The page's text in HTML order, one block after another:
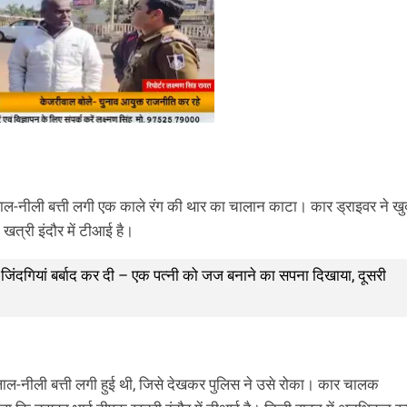
नीली बत्ती लगी एक काले रंग की थार का चालान काटा। कार ड्राइवर ने
खत्री इंदौर में टीआई है।
बर्बाद कर दी – एक पत्नी को जज बनाने का सपना दिखाया, दूसरी
नीली बत्ती लगी हुई थी, जिसे देखकर पुलिस ने उसे रोका। कार चालक